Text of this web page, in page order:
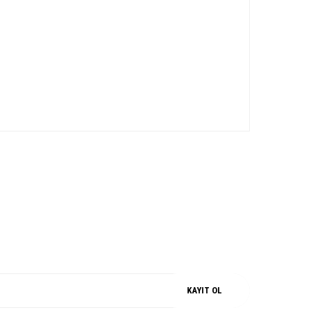
KAYIT OL